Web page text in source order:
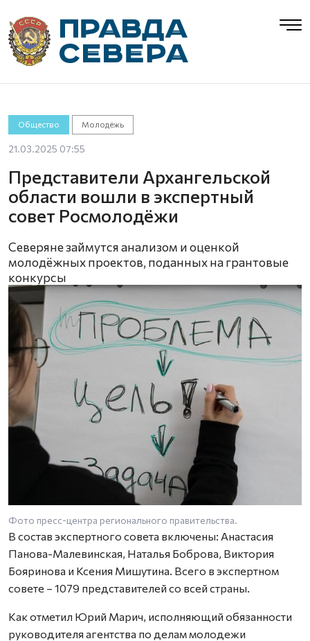
Общество Молодёжь
21.03.2025 07:55
Представители Архангельской
области вошли в экспертный
совет Росмолодёжи
Северяне займутся анализом и оценкой
молодёжных проектов, поданных на грантовые
конкурсы
Фото пресс-центра регионального правительства.
В состав экспертного совета включены: Анастасия
Панова-Малевинская, Наталья Боброва, Виктория
Бояринова и Ксения Мишутина. Всего в экспертном
совете – 1079 представителей со всей страны.
Как отметил Юрий Марич, исполняющий обязанности
руководителя агентства по делам молодежи